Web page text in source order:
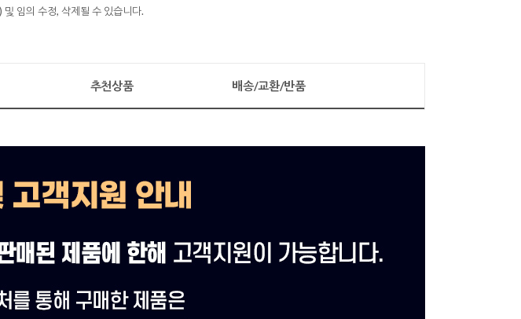
임의 수정, 삭제될 수 있습니다.
추천상품 배송/교환/반품